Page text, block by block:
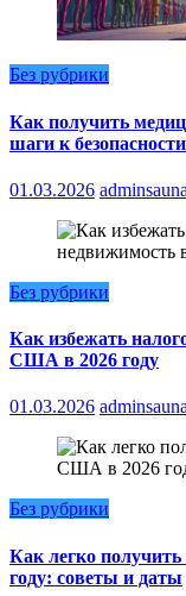
Без рубрики
Как получить
шаги к безопасности
01.03.2026 adminsauna
Без рубрики
Как избежать
США в 2026 году
01.03.2026 adminsauna
Без рубрики
Как легко
году: советы и даты